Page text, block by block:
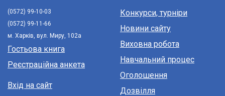
Конкурси, турніри
Новини сайту
Виховна робота
Навчальний процес
Оголошення
Дозвілля
(0572) 99-10-03
(0572) 99-11-66
м. Харків, вул. Миру, 102а
Гостьова книга
Реєстраційна анкета
Вхід на сайт